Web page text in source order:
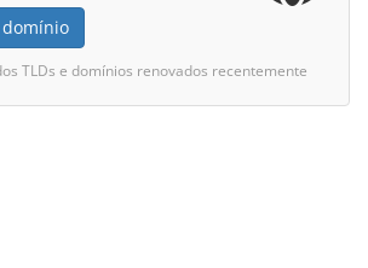
TLDs e domínios renovados recentemente